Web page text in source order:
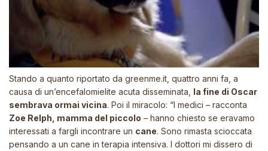
Stando a quanto riportato da greenme.it , quattro anni fa, a
causa di un’encefalomielite acuta disseminata, la fine di Oscar
sembrava ormai vicina. Poi il miracolo: “I medici – racconta
Zoe Relph, mamma del piccolo – hanno chiesto se eravamo
interessati a fargli incontrare un cane. Sono rimasta scioccata
pensando a un cane in terapia intensiva. I dottori mi dissero di